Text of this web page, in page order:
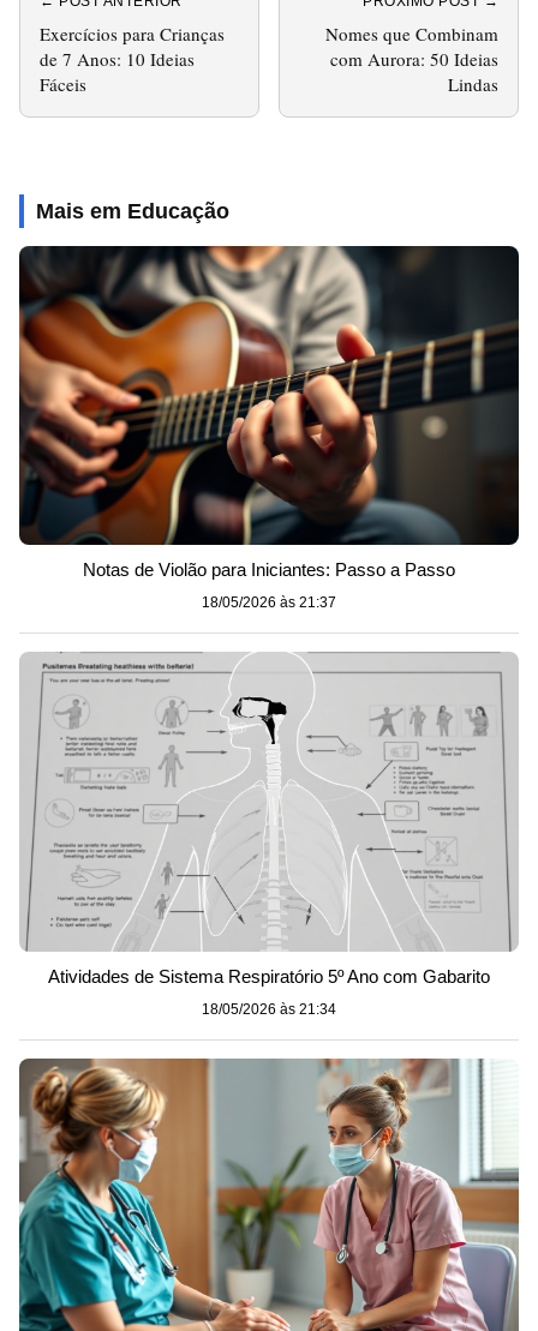
Exercícios para Crianças
de 7 Anos: 10 Ideias
Fáceis
Nomes que Combinam
com Aurora: 50 Ideias
Lindas
Mais em Educação
Notas de Violão para Iniciantes: Passo a Passo
18/05/2026 às 21:37
Atividades de Sistema Respiratório 5º Ano com Gabarito
18/05/2026 às 21:34